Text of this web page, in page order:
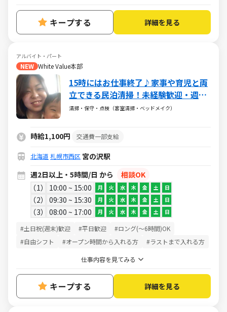
キープする 詳細を見る
アルバイト・パート
NEW White Value本部
15時にはお仕事終了♪家事や育児と両
立できる民泊清掃！未経験歓迎・週2
日～・直行直帰OK
清掃・保守・点検（客室清掃・ベッドメイク）
時給1,100円 交通費一部支給
北海道 札幌市西区 宮の沢駅
週2日以上・5時間/日 から
相談OK
1
10:00 ~ 15:00 月 火 水 木 金 土 日
2 09:30 ~ 15:30 月 火 水 木 金 土 日
3 08:00 ~ 17:00 月 火 水 木 金 土 日
#土日祝(週末)歓迎 #平日歓迎
#ロング(～6時間)OK
#自由シフト
#オープン時間から入れる方 #ラストまで入れる方
仕事内容を見てみる
キープする 詳細を見る